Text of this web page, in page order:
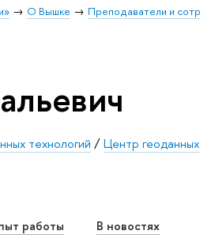
О Вышке Преподаватели и
технологий /Центр геоданных
работы В новостях